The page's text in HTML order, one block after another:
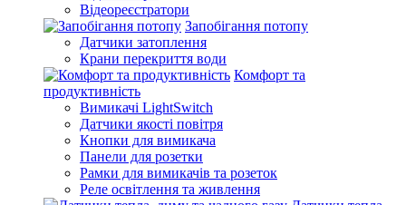
Відеореєстратори
Запобігання потопу
Датчики затоплення
Крани перекриття води
Комфорт та
продуктивність
Вимикачі LightSwitch
Датчики якості повітря
Кнопки для вимикача
Панели для розетки
Рамки для вимикачів та розеток
Реле освітлення та живлення